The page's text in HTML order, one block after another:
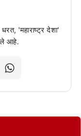
धरत, 'महाराष्ट्र देशा'
आहे.